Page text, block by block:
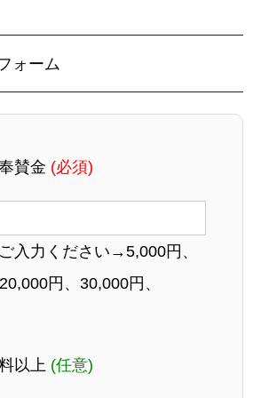
ォーム
賛金 (必須)
入力ください→5,000円、
円、30,000円、
以上 (任意)